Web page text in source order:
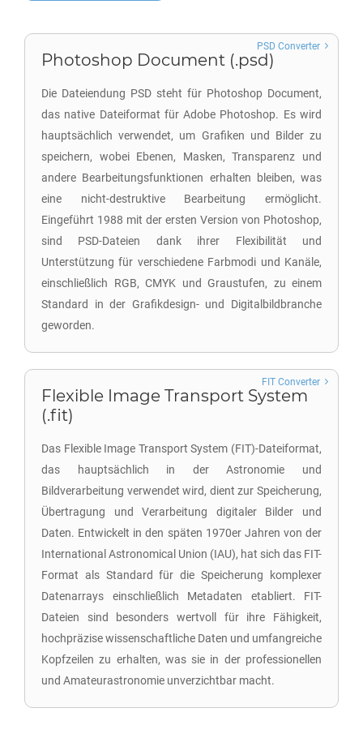
Photoshop Document (.psd)
Die Dateiendung PSD steht für Photoshop Document,
das native Dateiformat für Adobe Photoshop. Es wird
hauptsächlich verwendet, um Grafiken und Bilder zu
speichern, wobei Ebenen, Masken, Transparenz und
andere Bearbeitungsfunktionen erhalten bleiben, was
eine nicht-destruktive Bearbeitung ermöglicht.
Eingeführt 1988 mit der ersten Version von Photoshop,
sind PSD-Dateien dank ihrer Flexibilität und
Unterstützung für verschiedene Farbmodi und Kanäle,
einschließlich RGB, CMYK und Graustufen, zu einem
Standard in der Grafikdesign- und Digitalbildbranche
geworden.
PSD Converter
Flexible Image Transport System
(.fit)
Das Flexible Image Transport System (FIT)-Dateiformat,
das hauptsächlich in der Astronomie und
Bildverarbeitung verwendet wird, dient zur Speicherung,
Übertragung und Verarbeitung digitaler Bilder und
Daten. Entwickelt in den späten 1970er Jahren von der
International Astronomical Union (IAU), hat sich das FIT-
Format als Standard für die Speicherung komplexer
Datenarrays einschließlich Metadaten etabliert. FIT-
Dateien sind besonders wertvoll für ihre Fähigkeit,
hochpräzise wissenschaftliche Daten und umfangreiche
Kopfzeilen zu erhalten, was sie in der professionellen
und Amateurastronomie unverzichtbar macht.
FIT Converter